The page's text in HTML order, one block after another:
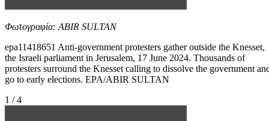
Φωτογραφία: ABIR SULTAN
epa11418651 Anti-government protesters gather outside the Knesset,
the Israeli parliament in Jerusalem, 17 June 2024. Thousands of
protesters surround the Knesset calling to dissolve the government
go to early elections. EPA/ABIR SULTAN
1 / 4